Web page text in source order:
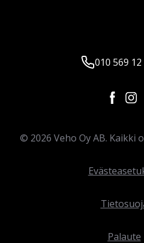
010 569 12
© 2026 Veho Oy AB. Kaikki
Palaute